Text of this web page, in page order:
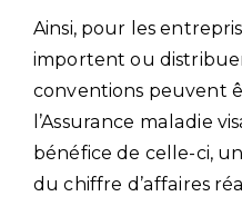
Ainsi, pour les
importent ou
conventions peuvent
l’Assurance maladie
bénéfice de celle-ci,
du chiffre d’affaires